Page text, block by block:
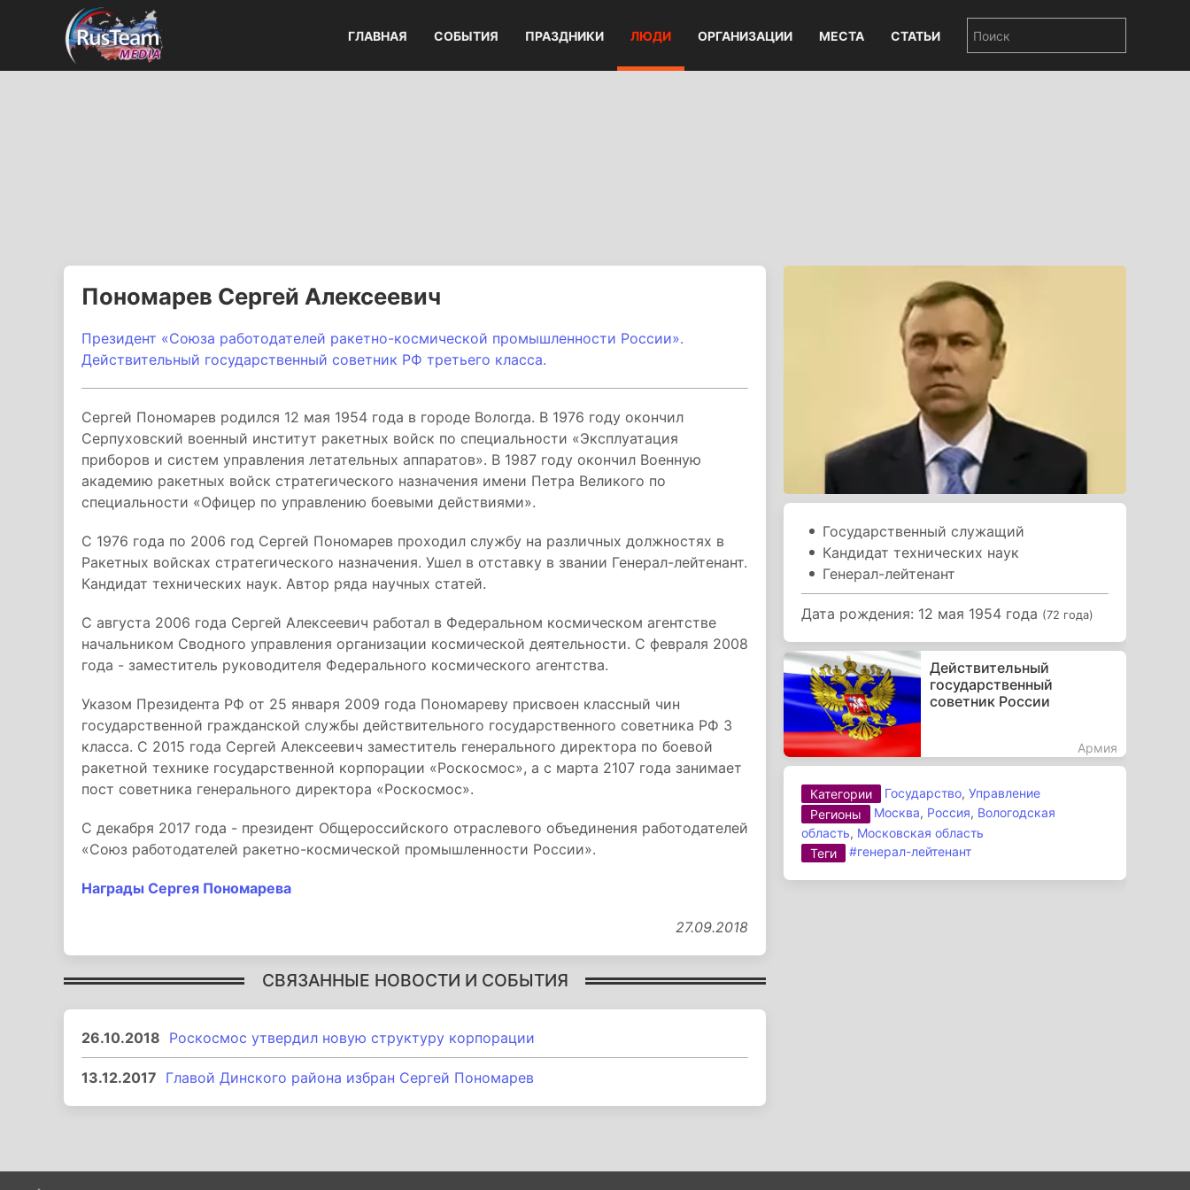
ГЛАВНАЯ СОБЫТИЯ ПРАЗДНИКИ ЛЮДИ ОРГАНИЗАЦИИ МЕСТА СТАТЬИ
Пономарев Сергей Алексеевич
Президент «Союза работодателей ракетно-космической промышленности России».
Действительный государственный советник РФ третьего класса.
Сергей Пономарев родился 12 мая 1954 года в городе Вологда. В 1976 году окончил
Серпуховский военный институт ракетных войск по специальности «Эксплуатация
приборов и систем управления летательных аппаратов». В 1987 году окончил Военную
академию ракетных войск стратегического назначения имени Петра Великого по
специальности «Офицер по управлению боевыми действиями».
С 1976 года по 2006 год Сергей Пономарев проходил службу на различных должностях в
Ракетных войсках стратегического назначения. Ушел в отставку в звании Генерал-лейтенант.
Кандидат технических наук. Автор ряда научных статей.
С августа 2006 года Сергей Алексеевич работал в Федеральном космическом агентстве
начальником Сводного управления организации космической деятельности. С февраля 2008
года - заместитель руководителя Федерального космического агентства.
Указом Президента РФ от 25 января 2009 года Пономареву присвоен классный чин
государственной гражданской службы действительного государственного советника РФ 3
класса. С 2015 года Сергей Алексеевич заместитель генерального директора по боевой
ракетной технике государственной корпорации «Роскосмос», а с марта 2107 года занимает
пост советника генерального директора «Роскосмос».
С декабря 2017 года - президент Общероссийского отраслевого объединения работодателей
«Союз работодателей ракетно-космической промышленности России».
Награды Сергея Пономарева
27.09.2018
СВЯЗАННЫЕ НОВОСТИ И СОБЫТИЯ
26.10.2018 Роскосмос утвердил новую структуру корпорации
13.12.2017 Главой Динского района избран Сергей Пономарев
Государственный служащий
Кандидат технических наук
Генерал-лейтенант
Дата рождения: 12 мая 1954 года (72 года)
Действительный
государственный
советник России
Армия
Категории Государство,Управление
Регионы
Москва, Россия, Вологодская
область, Московская область
Теги
#генерал-лейтенант